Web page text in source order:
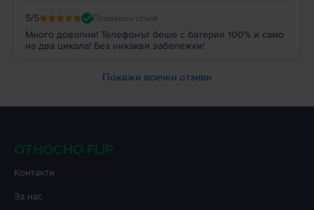
5/5 Проверен отзив
Много доволни! Телефонът беше с батерия 100% и само
на два цикала! Без никакви забележки!
Покажи всички отзиви
ОТНОСНО FLIP
Контакти
За нас